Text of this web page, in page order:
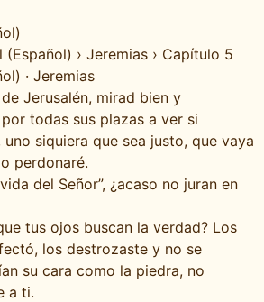
(Español) › Jeremias › Capítulo 5
· Jeremias
Jerusalén, mirad bien y
todas sus plazas a ver si
siquiera que sea justo, que vaya
perdonaré.
del Señor”, ¿acaso no juran en
tus ojos buscan la verdad? Los
los destrozaste y no se
su cara como la piedra, no
a ti.